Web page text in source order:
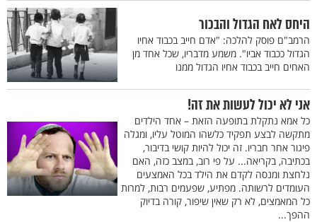
היחס לאח הגדול והבכור
הרמב"ם פוסק להלכה: "אדם חייב בכבוד אחיו
הגדול ככבוד אביו". משמע מדבריו, שכל אחד מן
האחים חייב בכבוד אחיו הגדול ממנו
אני לא יכול לעשות את זה!
כל אמא נתקלת בתופעה הזאת – אחד הילדים
מתקשה לבצע תפקיד כלשהו המוטל עליו, ומגלה
פיגור אחר חבריו. זה יכול להיות קושי בדיבור,
בכתיבה, בקריאה... על פי רוב, במצב כזה, האם
נלחצת ומנסה לקדם את הילד בכל האמצעים
העומדים לרשותה. מפתיע, שפעמים רבות, למרות
כל המאמצים, לא רק שאין שיפור, קורה בדיוק
ההפך...